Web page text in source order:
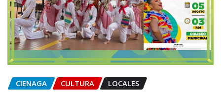
CIENAGA CULTURA LOCALES